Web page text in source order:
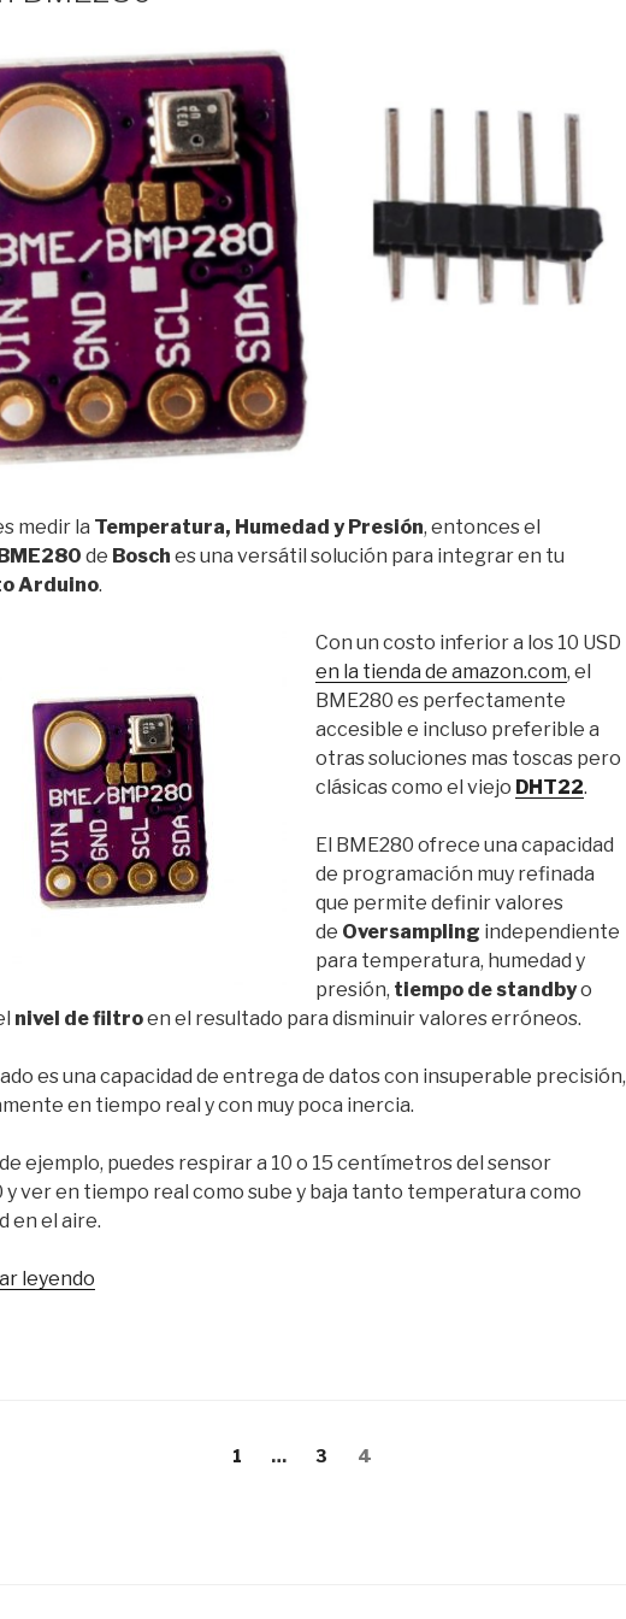
medir la Temperatura, Humedad y Presión, entonces el
de Bosch es una versátil solución para integrar en tu
Arduino.
Con un costo inferior a los 10 USD
en la tienda de amazon.com, el
BME280 es perfectamente
accesible e incluso preferible a
otras soluciones mas toscas pero
clásicas como el viejo DHT22.
El BME280 ofrece una capacidad
de programación muy refinada
que permite definir valores
de Oversampling independiente
para temperatura, humedad y
presión, tiempo de standbyo
nivel de filtroen el resultado para disminuir valores erróneos.
es una capacidad de entrega de datos con insuperable precisión,
en tiempo real y con muy poca inercia.
ejemplo, puedes respirar a 10 o 15 centímetros del sensor
y ver en tiempo real como sube y baja tanto temperatura como
en el aire.
leyendo
Página
1 … Página
3 Página
4